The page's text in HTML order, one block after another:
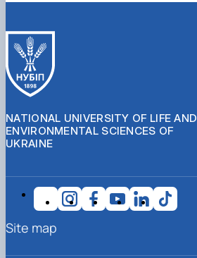
NATIONAL UNIVERSITY OF LIFE AND
ENVIRONMENTAL SCIENCES OF
UKRAINE
Site map